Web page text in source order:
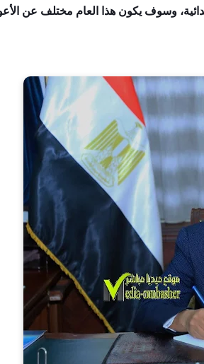
وسوف يكون هذا العام مختلف عن